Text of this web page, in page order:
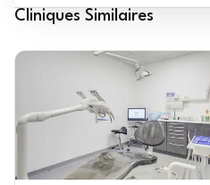
Cliniques Similaires